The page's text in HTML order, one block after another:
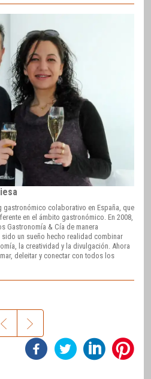
gastronómico colaborativo en España, que
en el ámbito gastronómico. En 2008,
Gastronomía & Cía de manera
un sueño hecho realidad combinar
la creatividad y la divulgación. Ahora
deleitar y conectar con todos los